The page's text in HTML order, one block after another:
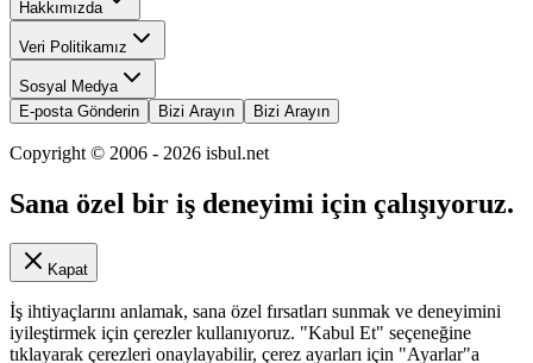
Hakkımızda
Veri Politikamız
Sosyal Medya
E-posta Gönderin
Bizi Arayın Bizi Arayın
Copyright © 2006 - 2026 isbul.net
Sana özel bir iş deneyimi için çalışıyoruz.
Kapat
İş ihtiyaçlarını anlamak, sana özel fırsatları sunmak ve deneyimini
iyileştirmek için çerezler kullanıyoruz. "Kabul Et" seçeneğine
tıklayarak çerezleri onaylayabilir, çerez ayarları için "Ayarlar"a